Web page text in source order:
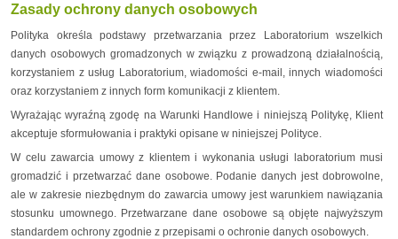
Zasady ochrony danych osobowych
Polityka określa podstawy przetwarzania przez Laboratorium wszelkich
danych osobowych gromadzonych w związku z prowadzoną działalnością,
korzystaniem z usług Laboratorium, wiadomości e-mail, innych wiadomości
oraz korzystaniem z innych form komunikacji z klientem.
Wyrażając wyraźną zgodę na Warunki Handlowe i niniejszą Politykę, Klient
akceptuje sformułowania i praktyki opisane w niniejszej Polityce.
W celu zawarcia umowy z klientem i wykonania usługi laboratorium musi
gromadzić i przetwarzać dane osobowe. Podanie danych jest dobrowolne,
ale w zakresie niezbędnym do zawarcia umowy jest warunkiem nawiązania
stosunku umownego. Przetwarzane dane osobowe są objęte najwyższym
standardem ochrony zgodnie z przepisami o ochronie danych osobowych.